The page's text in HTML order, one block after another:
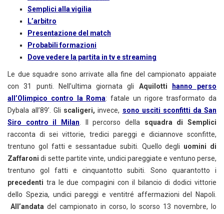
Semplici alla vigilia
L’arbitro
Presentazione del match
Probabili formazioni
Dove vedere la partita in tv e streaming
Le due squadre sono arrivate alla fine del campionato appaiate
con 31 punti. Nell’ultima giornata gli Aquilotti
hanno perso
all’Olimpico contro la Roma: fatale un rigore trasformato da
Dybala all’89’. Gli scaligeri, invece, sono usciti sconfitti da San
Siro contro il Milan. Il percorso della squadra di Semplici
racconta di sei vittorie, tredici pareggi e diciannove sconfitte,
trentuno gol fatti e sessantadue subiti. Quello degli uomini di
Zaffaroni di sette partite vinte, undici pareggiate e ventuno perse,
trentuno gol fatti e cinquantotto subiti.Sono quarantotto i
precedenti tra le due compagini con il bilancio di dodici vittorie
dello Spezia, undici pareggi e ventitré affermazioni del Napoli.
All’andatadel campionato in corso, lo scorso 13 novembre, lo